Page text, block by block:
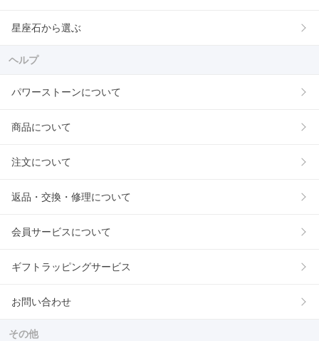
星座石から選ぶ
ヘルプ
パワーストーンについて
商品について
注文について
返品・交換・修理について
会員サービスについて
ギフトラッピングサービス
お問い合わせ
その他